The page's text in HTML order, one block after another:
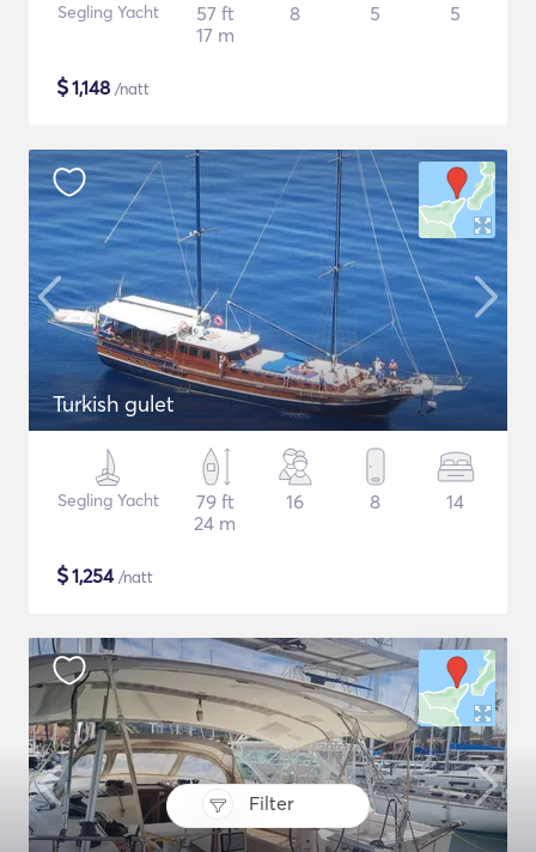
Filter
Segling Yacht
57 ft
17 m
8 5 5
$1,148 /natt
Turkish gulet
Segling Yacht
79 ft
24 m
16 8 14
$1,254/natt